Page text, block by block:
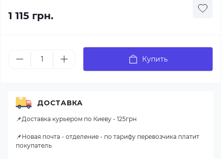
1 115 грн.
Купить
ДОСТАВКА
📌Доставка курьером по Киеву - 125грн
📌Новая почта - отделение - по тарифу перевозчика платит
покупатель